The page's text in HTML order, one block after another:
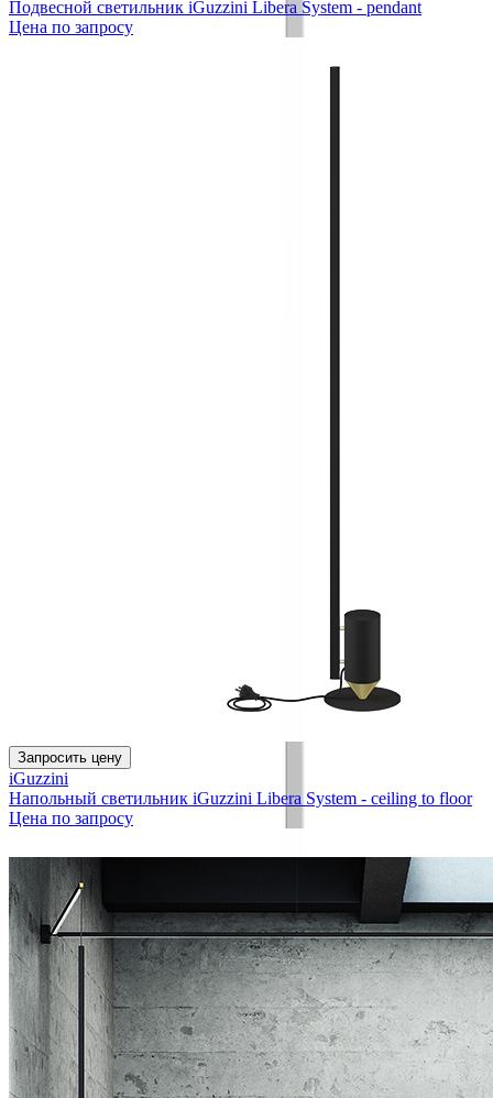
Подвесной светильник iGuzzini Libera System - pendant
Цена по запросу
Запросить цену
iGuzzini
Напольный светильник iGuzzini Libera System - ceiling to floor
Цена по запросу